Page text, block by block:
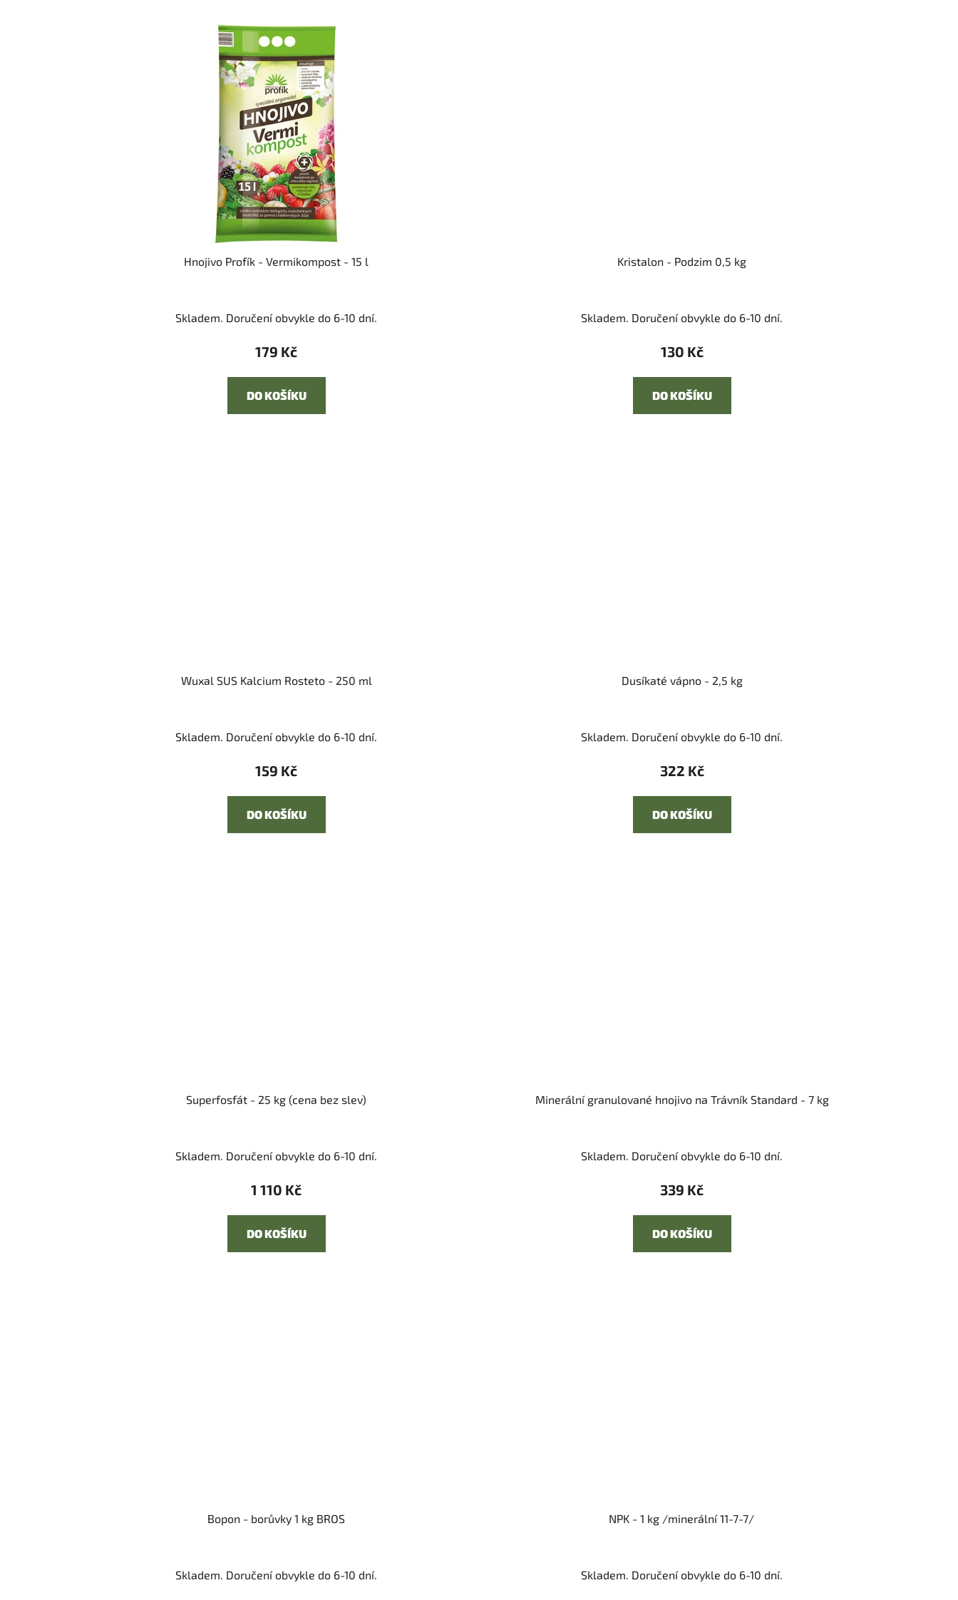
Hnojivo Profík - Vermikompost - 15 l
Skladem. Doručení obvykle do 6-10 dní.
179 Kč
DO KOŠÍKU
Kristalon - Podzim 0,5 kg
Skladem. Doručení obvykle do 6-10 dní.
130 Kč
DO KOŠÍKU
Wuxal SUS Kalcium Rosteto - 250 ml
Skladem. Doručení obvykle do 6-10 dní.
159 Kč
DO KOŠÍKU
Dusíkaté vápno - 2,5 kg
Skladem. Doručení obvykle do 6-10 dní.
322 Kč
DO KOŠÍKU
Superfosfát - 25 kg (cena bez slev)
Skladem. Doručení obvykle do 6-10 dní.
1 110 Kč
DO KOŠÍKU
Minerální granulované hnojivo na Trávník Standard - 7 kg
Skladem. Doručení obvykle do 6-10 dní.
339 Kč
DO KOŠÍKU
Bopon - borůvky 1 kg BROS
Skladem. Doručení obvykle do 6-10 dní.
NPK - 1 kg /minerální 11-7-7/
Skladem. Doručení obvykle do 6-10 dní.